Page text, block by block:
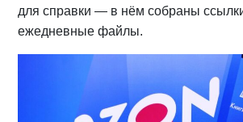
для справки — в нём собраны
ежедневные файлы.